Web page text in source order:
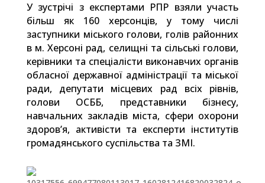
У зустрічі з експертами РПР взяли участь
більш як 160 херсонців, у тому числі
заступники міського голови, голів районних
в м. Херсоні рад, селищні та сільські голови,
керівники та спеціалісти виконавчих органів
обласної державної адміністрації та міської
ради, депутати місцевих рад всіх рівнів,
голови ОСББ, представники бізнесу,
навчальних закладів міста, сфери охорони
здоров’я, активісти та експерти інститутів
громадянського суспільства та ЗМІ.